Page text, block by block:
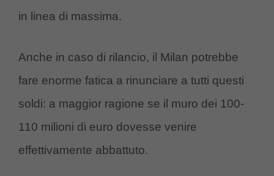
in linea di massima.
Anche in caso di rilancio, il Milan potrebbe
fare enorme fatica a rinunciare a tutti questi
soldi: a maggior ragione se il muro dei 100-
110 milioni di euro dovesse venire
effettivamente abbattuto.